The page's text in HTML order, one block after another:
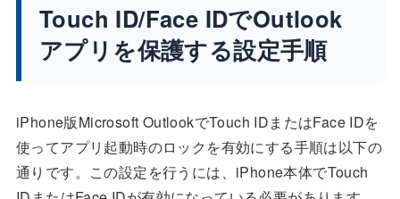
Touch ID/Face IDでOutlook
アプリを保護する設定手順
iPhone版Microsoft OutlookでTouch IDまたはFace IDを
使ってアプリ起動時のロックを有効にする手順は以下の
通りです。この設定を行うには、iPhone本体でTouch